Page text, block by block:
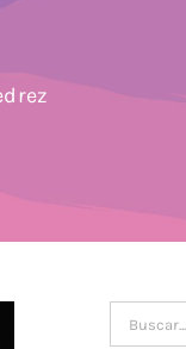
Buscar: